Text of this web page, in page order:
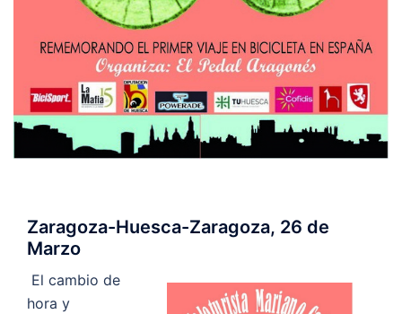
Zaragoza-Huesca-Zaragoza, 26 de
Marzo
El cambio de
hora y